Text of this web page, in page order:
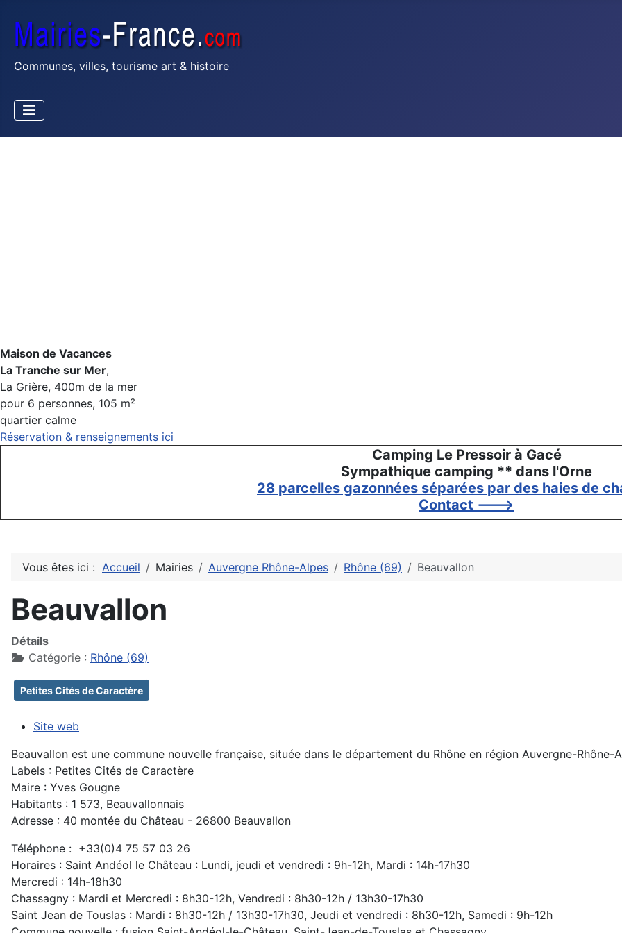
Communes, villes, tourisme art & histoire
Maison de Vacances
La Tranche sur Mer,
La Grière, 400m de la mer
pour 6 personnes, 105 m²
quartier calme
Réservation & renseignements ici
Camping Le Pressoir à Gacé
Sympathique camping ** dans l'Orne
28 parcelles gazonnées séparées par des haies de
Contact --->
Vous êtes ici : Accueil Mairies Auvergne Rhône-Alpes Rhône (69) Beauvallon
Beauvallon
Détails
Catégorie : Rhône (69)
Petites Cités de Caractère
Site web
Beauvallon est une commune nouvelle française, située dans le département du Rhône en région Auvergne-Rhône-
Labels : Petites Cités de Caractère
Maire : Yves Gougne
Habitants : 1 573, Beauvallonnais
Adresse : 40 montée du Château - 26800 Beauvallon
Téléphone : +33(0)4 75 57 03 26
Horaires : Saint Andéol le Château : Lundi, jeudi et vendredi : 9h-12h, Mardi : 14h-17h30
Mercredi : 14h-18h30
Chassagny : Mardi et Mercredi : 8h30-12h, Vendredi : 8h30-12h / 13h30-17h30
Saint Jean de Touslas : Mardi : 8h30-12h / 13h30-17h30, Jeudi et vendredi : 8h30-12h, Samedi : 9h-12h